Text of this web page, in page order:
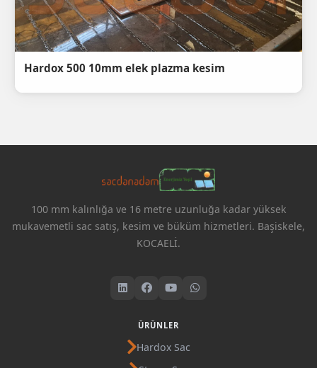
Hardox 500 10mm elek plazma kesim
100 mm kalınlığa ve 16 metre uzunluğa kadar yüksek
mukavemetli sac satış, kesim ve büküm hizmetleri. Başiskele,
KOCAELİ.
ÜRÜNLER
Hardox Sac